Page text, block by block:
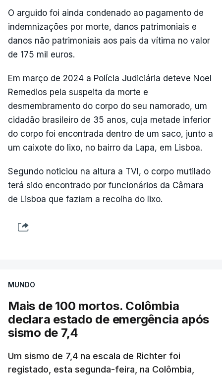
O arguido foi ainda condenado ao pagamento de
indemnizações por morte, danos patrimoniais e
danos não patrimoniais aos pais da vítima no valor
de 175 mil euros.
Em março de 2024 a Polícia Judiciária deteve Noel
Remedios pela suspeita da morte e
desmembramento do corpo do seu namorado, um
cidadão brasileiro de 35 anos, cuja metade inferior
do corpo foi encontrada dentro de um saco, junto a
um caixote do lixo, no bairro da Lapa, em Lisboa.
Segundo noticiou na altura a TVI, o corpo mutilado
terá sido encontrado por funcionários da Câmara
de Lisboa que faziam a recolha do lixo.
MUNDO
Mais de 100 mortos. Colômbia
declara estado de emergência após
sismo de 7,4
Um sismo de 7,4 na escala de Richter foi
registado, esta segunda-feira, na Colômbia,